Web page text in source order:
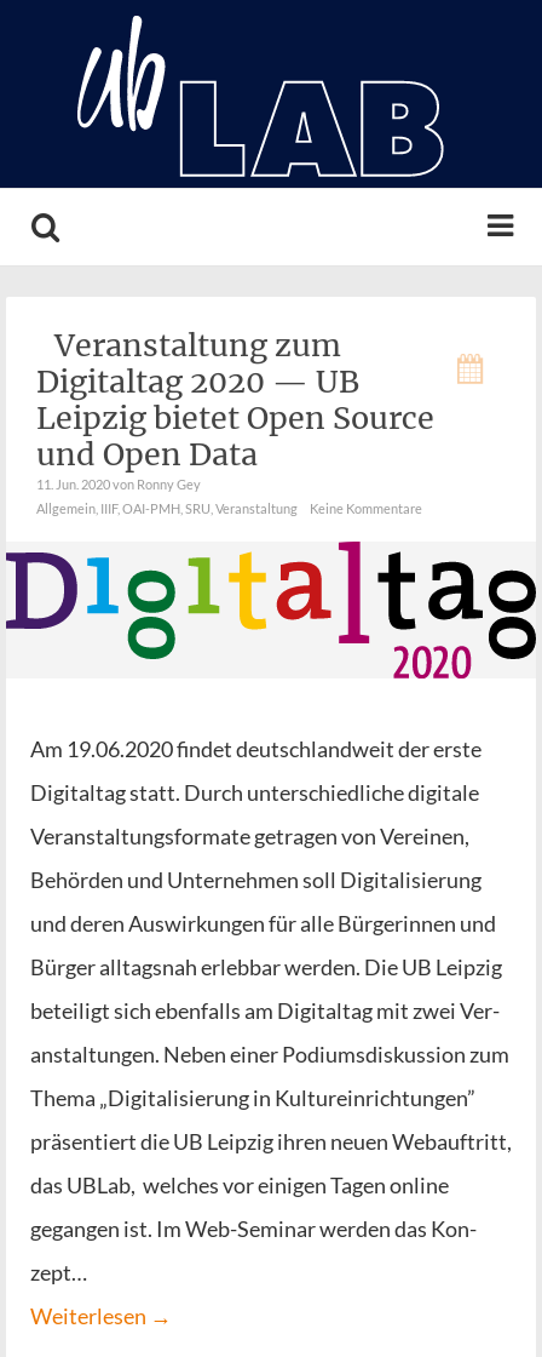
Veranstaltung zum
Digitaltag 2020 — UB
Leipzig bietet Open Source
und Open Data
11. Jun. 2020von Ronny Gey
Allgemein IIIF, OAI-PMH SRU Veranstaltung Keine Kommentare
Am 19.06.2020 fin­det deutsch­land­weit der ers­te
Digi­tal­tag statt. Durch unter­schied­li­che digi­ta­le
Ver­an­stal­tungs­for­ma­te getra­gen von Ver­ei­nen,
Behör­den und Unter­neh­men soll Digi­ta­li­sie­rung
und deren Aus­wir­kun­gen für alle Bür­ge­rin­nen und
Bür­ger all­tags­nah erleb­bar wer­den. Die UB Leip­zig
betei­ligt sich eben­falls am Digi­tal­tag mit zwei Ver­
an­stal­tun­gen. Neben einer Podi­ums­dis­kus­si­on zum
The­ma „Digi­ta­li­sie­rung in Kul­tur­ein­rich­tun­gen”
prä­sen­tiert die UB Leip­zig ihren neu­en Web­auf­tritt,
das UBLab, wel­ches vor eini­gen Tagen online
gegan­gen ist. Im Web-Semi­­nar wer­den das Kon­
zept…
Wei­ter­le­sen →